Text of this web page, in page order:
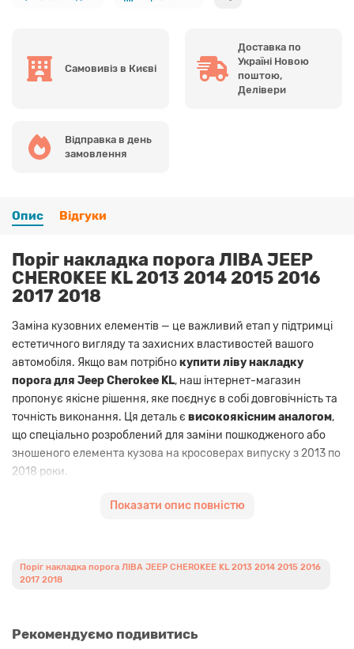
Самовивіз в Києві
Доставка по
Україні Новою
поштою,
Делівери
Відправка в день
замовлення
Опис Відгуки
Поріг накладка порога ЛІВА JEEP
CHEROKEE KL 2013 2014 2015 2016
2017 2018
Заміна кузовних елементів — це важливий етап у підтримці
естетичного вигляду та захисних властивостей вашого
автомобіля. Якщо вам потрібнокупити ліву накладку
порога для Jeep Cherokee KL, наш інтернет-магазин
пропонує якісне рішення, яке поєднує в собі довговічність та
точність виконання. Ця деталь є високоякісним аналогом,
що спеціально розроблений для заміни пошкодженого або
зношеного елемента кузова на кросоверах випуску з 2013 по
2018 роки.
Ліва накладка порога виконує не лише декоративну функцію,
матеріалів при виробництві цьогоaftermarket компонента
без додаткових зусиль та складних маніпуляцій під час
Показати опис повністю
Поріг накладка порога ЛІВА JEEP CHEROKEE KL 2013 2014 2015 2016
2017 2018
Рекомендуємо подивитись